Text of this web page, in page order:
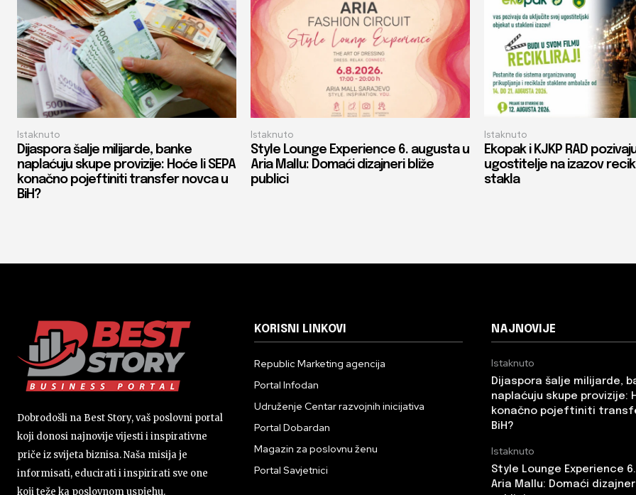
Istaknuto
Dijaspora šalje milijarde, banke
naplaćuju skupe provizije: Hoće li SEPA
konačno pojeftiniti transfer novca u
BiH?
Istaknuto
Style Lounge Experience 6. augusta u
Aria Mallu: Domaći dizajneri bliže
publici
Istaknuto
Ekopak i KJKP RAD
ugostitelje na izazov
stakla
Dobrodošli na Best Story, vaš poslovni portal
koji donosi najnovije vijesti i inspirativne
priče iz svijeta biznisa. Naša misija je
informisati, educirati i inspirirati sve one
koji teže ka poslovnom uspjehu.
KORISNI LINKOVI
Republic Marketing agencija
Portal Infodan
Udruženje Centar razvojnih inicijativa
Portal Dobardan
Magazin za poslovnu ženu
Portal Savjetnici
NAJNOVIJE
Istaknuto
Dijaspora šalje milijarde,
naplaćuju skupe provizije:
konačno pojeftiniti
BiH?
Istaknuto
Style Lounge Experience
Aria Mallu: Domaći